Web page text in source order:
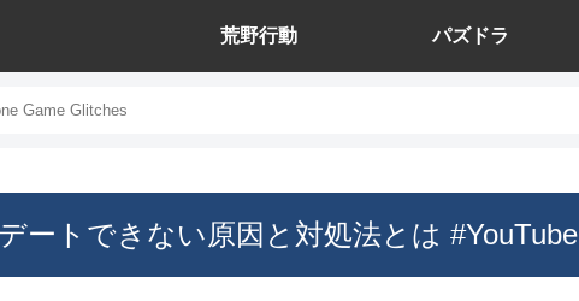
荒野行動 パズドラ
Game Glitches
ートできない原因と対処法とは #YouTube